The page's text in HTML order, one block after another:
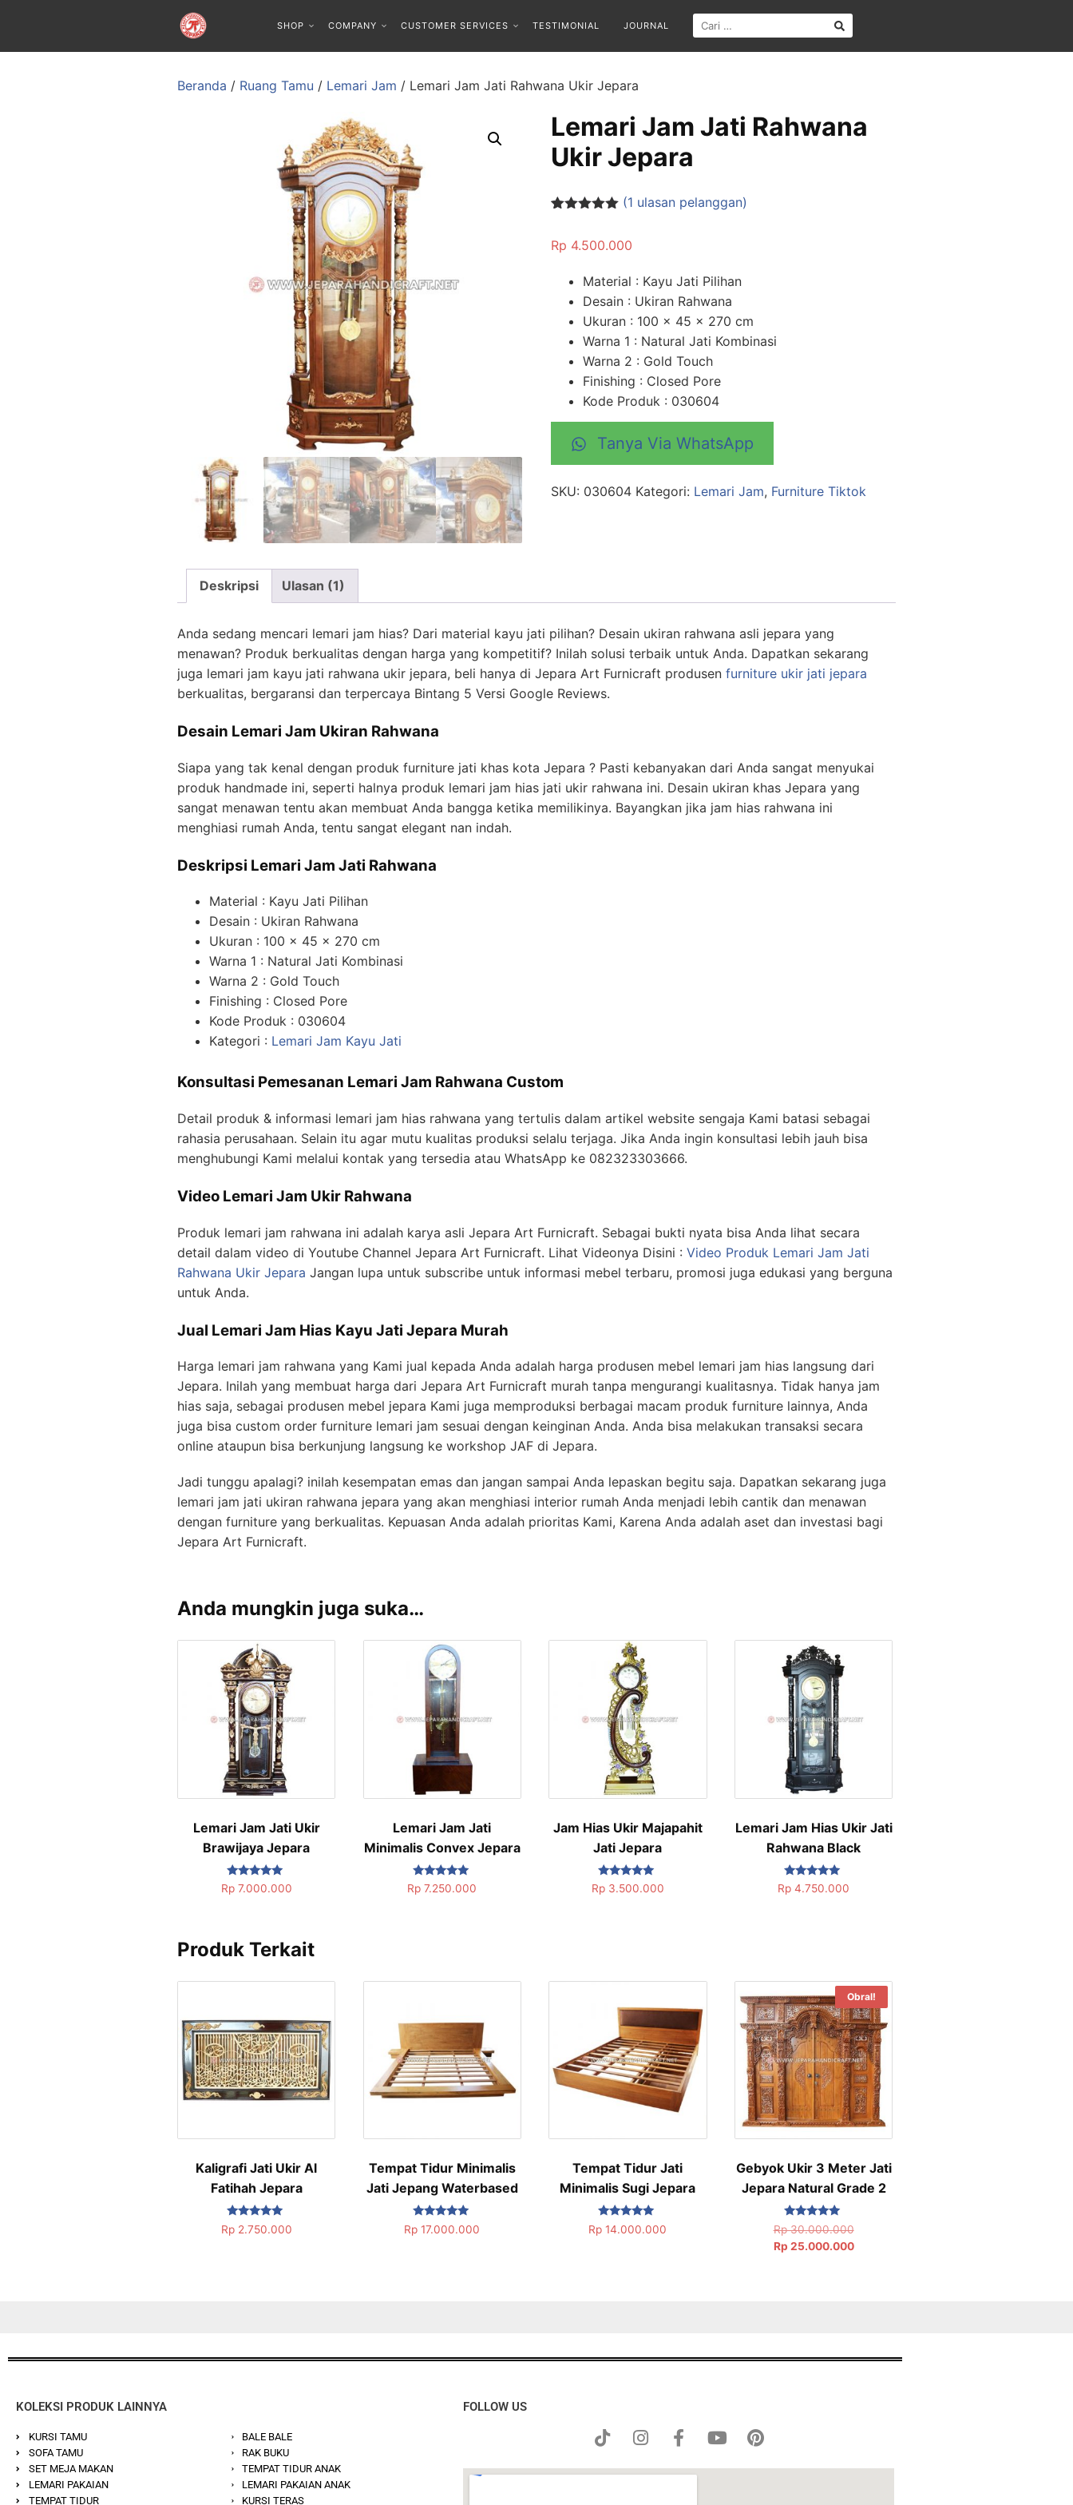
SHOP COMPANY CUSTOMER SERVICES TESTIMONIAL JOURNAL
Beranda / Ruang Tamu / Lemari Jam / Lemari Jam Jati Rahwana Ukir Jepara
Lemari Jam Jati Rahwana
Ukir Jepara
berdasarka
(1 ulasan pelanggan)
Rp 4.500.000
Material : Kayu Jati Pilihan
Desain : Ukiran Rahwana
Ukuran : 100 x 45 x 270 cm
Warna 1 : Natural Jati Kombinasi
Warna 2 : Gold Touch
Finishing : Closed Pore
Kode Produk : 030604
Tanya Via WhatsApp
SKU: 030604 Kategori: Lemari Jam, Furniture Tiktok
Deskripsi Ulasan (1)
Anda sedang mencari lemari jam hias? Dari material kayu jati pilihan? Desain ukiran rahwana asli jepara yang
menawan? Produk berkualitas dengan harga yang kompetitif? Inilah solusi terbaik untuk Anda. Dapatkan sekarang
juga lemari jam kayu jati rahwana ukir jepara, beli hanya di Jepara Art Furnicraft produsen furniture ukir jati jepara
berkualitas, bergaransi dan terpercaya Bintang 5 Versi Google Reviews.
Desain Lemari Jam Ukiran Rahwana
Siapa yang tak kenal dengan produk furniture jati khas kota Jepara ? Pasti kebanyakan dari Anda sangat menyukai
produk handmade ini, seperti halnya produk lemari jam hias jati ukir rahwana ini. Desain ukiran khas Jepara yang
sangat menawan tentu akan membuat Anda bangga ketika memilikinya. Bayangkan jika jam hias rahwana ini
menghiasi rumah Anda, tentu sangat elegant nan indah.
Deskripsi Lemari Jam Jati Rahwana
Material : Kayu Jati Pilihan
Desain : Ukiran Rahwana
Ukuran : 100 x 45 x 270 cm
Warna 1 : Natural Jati Kombinasi
Warna 2 : Gold Touch
Finishing : Closed Pore
Kode Produk : 030604
Kategori : Lemari Jam Kayu Jati
Konsultasi Pemesanan Lemari Jam Rahwana Custom
Detail produk & informasi lemari jam hias rahwana yang tertulis dalam artikel website sengaja Kami batasi sebagai
rahasia perusahaan. Selain itu agar mutu kualitas produksi selalu terjaga. Jika Anda ingin konsultasi lebih jauh bisa
menghubungi Kami melalui kontak yang tersedia atau WhatsApp ke 082323303666.
Video Lemari Jam Ukir Rahwana
Produk lemari jam rahwana ini adalah karya asli Jepara Art Furnicraft. Sebagai bukti nyata bisa Anda lihat secara
detail dalam video di Youtube Channel Jepara Art Furnicraft. Lihat Videonya Disini : Video Produk Lemari Jam Jati
Rahwana Ukir Jepara Jangan lupa untuk subscribe untuk informasi mebel terbaru, promosi juga edukasi yang berguna
untuk Anda.
Jual Lemari Jam Hias Kayu Jati Jepara Murah
Harga lemari jam rahwana yang Kami jual kepada Anda adalah harga produsen mebel lemari jam hias langsung dari
Jepara. Inilah yang membuat harga dari Jepara Art Furnicraft murah tanpa mengurangi kualitasnya. Tidak hanya jam
hias saja, sebagai produsen mebel jepara Kami juga memproduksi berbagai macam produk furniture lainnya, Anda
juga bisa custom order furniture lemari jam sesuai dengan keinginan Anda. Anda bisa melakukan transaksi secara
online ataupun bisa berkunjung langsung ke workshop JAF di Jepara.
Jadi tunggu apalagi? inilah kesempatan emas dan jangan sampai Anda lepaskan begitu saja. Dapatkan sekarang juga
lemari jam jati ukiran rahwana jepara yang akan menghiasi interior rumah Anda menjadi lebih cantik dan menawan
dengan furniture yang berkualitas. Kepuasan Anda adalah prioritas Kami, Karena Anda adalah aset dan investasi bagi
Jepara Art Furnicraft.
Anda mungkin juga suka…
Lemari Jam Jati Ukir
Brawijaya Jepara
Dinilai
5.00
Rp7.000.000
Lemari Jam Jati
Minimalis Convex Jepara
Dinilai
5.00
Rp 7.250.000
Jam Hias Ukir Majapahit
Jati Jepara
Dinilai
5.00
Rp3.500.000
Lemari Jam Hias Ukir Jati
Rahwana Black
Dinilai
5.00
Rp 4.750.000
Produk Terkait
Kaligrafi Jati Ukir Al
Fatihah Jepara
Dinilai
5.00
Rp2.750.000
Tempat Tidur Minimalis
Jati Jepang Waterbased
Dinilai
5.00
Rp 17.000.000
Tempat Tidur Jati
Minimalis Sugi Jepara
Dinilai
5.00
Rp 14.000.000
Obral!
Gebyok Ukir 3 Meter Jati
Jepara Natural Grade 2
Dinilai
5.00
dari 5
Rp30.000.000
Rp 25.000.000
KOLEKSI PRODUK LAINNYA
KURSI TAMU
SOFA TAMU
SET MEJA MAKAN
LEMARI PAKAIAN
TEMPAT TIDUR
BALE BALE
RAK BUKU
TEMPAT TIDUR ANAK
LEMARI PAKAIAN ANAK
KURSI TERAS
FOLLOW US